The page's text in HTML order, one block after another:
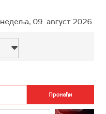
недеља, 09. август 2026.